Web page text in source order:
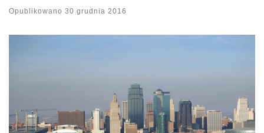
Opublikowano 30 grudnia 2016